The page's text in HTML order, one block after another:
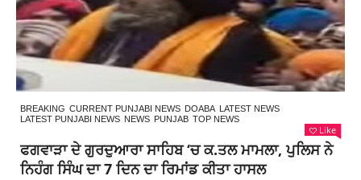
BREAKING CURRENT PUNJABI NEWS DOABA LATEST NEWS
LATEST PUNJABI NEWS NEWS PUNJAB TOP NEWS
Like
ਫਗਵਾੜਾ ਦੇ ਗੁਰਦੁਆਰਾ ਸਾਹਿਬ ‘ਚ ਕ.ਤਲ ਮਾਮਲਾ, ਪੁਲਿਸ ਨੇ
ਨਿਹੰਗ ਸਿੰਘ ਦਾ 7 ਦਿਨ ਦਾ ਰਿਮਾਂਡ ਕੀਤਾ ਹਾਸਲ